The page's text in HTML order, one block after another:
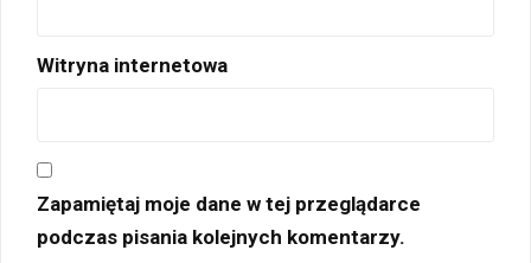
Witryna internetowa
Zapamiętaj moje dane w tej przeglądarce
podczas pisania kolejnych komentarzy.